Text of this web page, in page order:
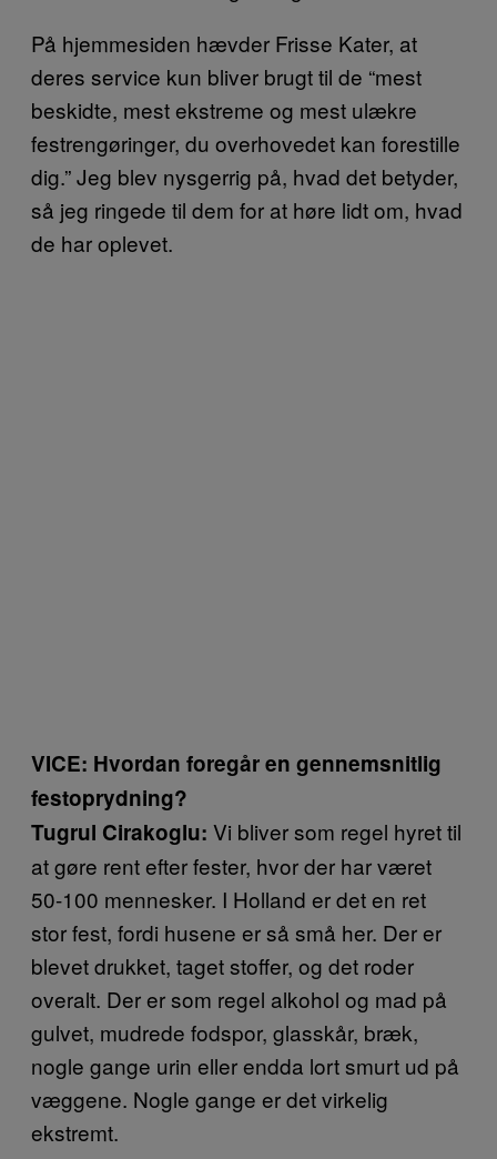
På hjemmesiden hævder Frisse Kater, at
deres service kun bliver brugt til de “mest
beskidte, mest ekstreme og mest ulækre
festrengøringer, du overhovedet kan forestille
dig.” Jeg blev nysgerrig på, hvad det betyder,
så jeg ringede til dem for at høre lidt om, hvad
de har oplevet.
VICE: Hvordan foregår en gennemsnitlig
festoprydning?
Tugrul Cirakoglu: Vi bliver som regel hyret til
at gøre rent efter fester, hvor der har været
50-100 mennesker. I Holland er det en ret
stor fest, fordi husene er så små her. Der er
blevet drukket, taget stoffer, og det roder
overalt. Der er som regel alkohol og mad på
gulvet, mudrede fodspor, glasskår, bræk,
nogle gange urin eller endda lort smurt ud på
væggene. Nogle gange er det virkelig
ekstremt.